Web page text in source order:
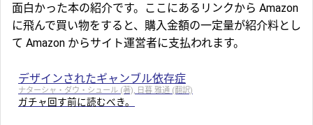
面白かった本の紹介です。ここにあるリンクから Amazon
に飛んで買い物をすると、購入金額の一定量が紹介料とし
て Amazon からサイト運営者に支払われます。
デザインされたギャンブル依存症
ナターシャ・ダウ・シュール (著), 日暮 雅通 (翻訳)
ガチャ回す前に読むべき。